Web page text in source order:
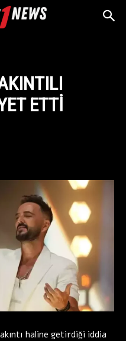
ETTI
haline getirdiği iddia